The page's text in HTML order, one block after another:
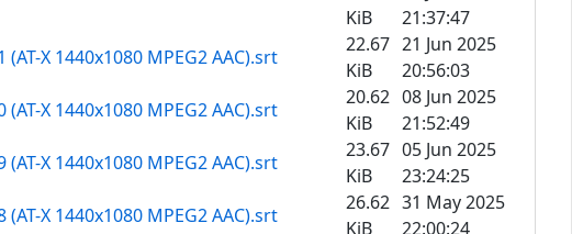
KiB
21:37:47
X 1440x1080 MPEG2 AAC).srt
22.67
KiB
21 Jun 2025
20:56:03
X 1440x1080 MPEG2 AAC).srt
20.62
KiB
08 Jun 2025
21:52:49
X 1440x1080 MPEG2 AAC).srt
23.67
KiB
05 Jun 2025
23:24:25
X 1440x1080 MPEG2 AAC).srt
26.62
KiB
31 May 2025
22:00:24